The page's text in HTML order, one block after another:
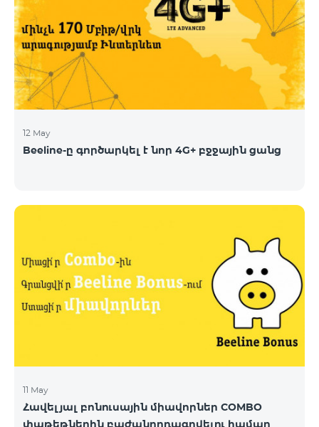
12 May
Beeline-ը գործարկել է նոր 4G+ բջջային ցանց
11 May
Հավելյալ բոնուսային միավորներ COMBO
փաթեթներին բաժանորդագրվելու համար